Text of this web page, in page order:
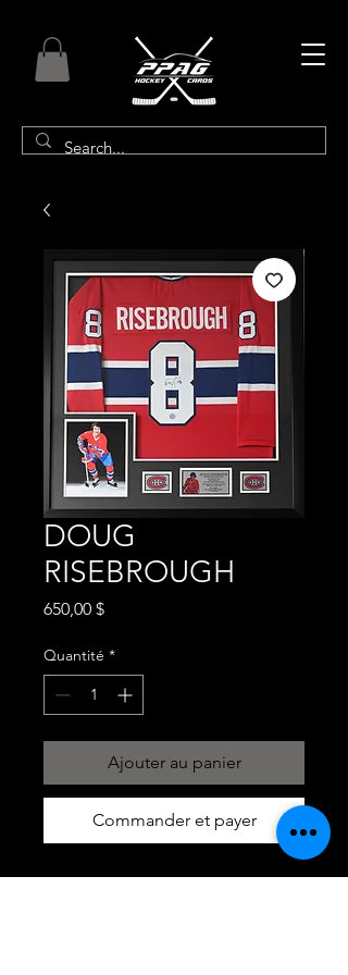
DOUG
RISEBROUGH
650,00 $Prix
Quantité *
Ajouter au panier
Commander et payer
DOUG RISEBROUGH, CANADIENS